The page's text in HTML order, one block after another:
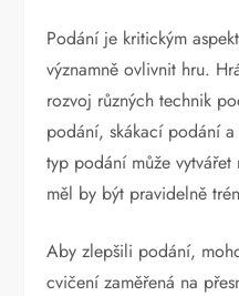
Podání je kritickým
významně ovlivnit hru.
rozvoj různých technik
podání, skákací podání
typ podání může
měl by být pravidelně
Aby zlepšili podání,
cvičení zaměřená na